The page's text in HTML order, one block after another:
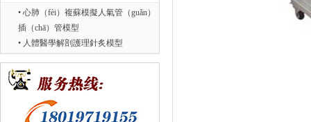
• 心肺（fèi）複蘇模擬人氣管（guǎn）
插（chā）管模型
• 人體醫學解剖護理針炙模型